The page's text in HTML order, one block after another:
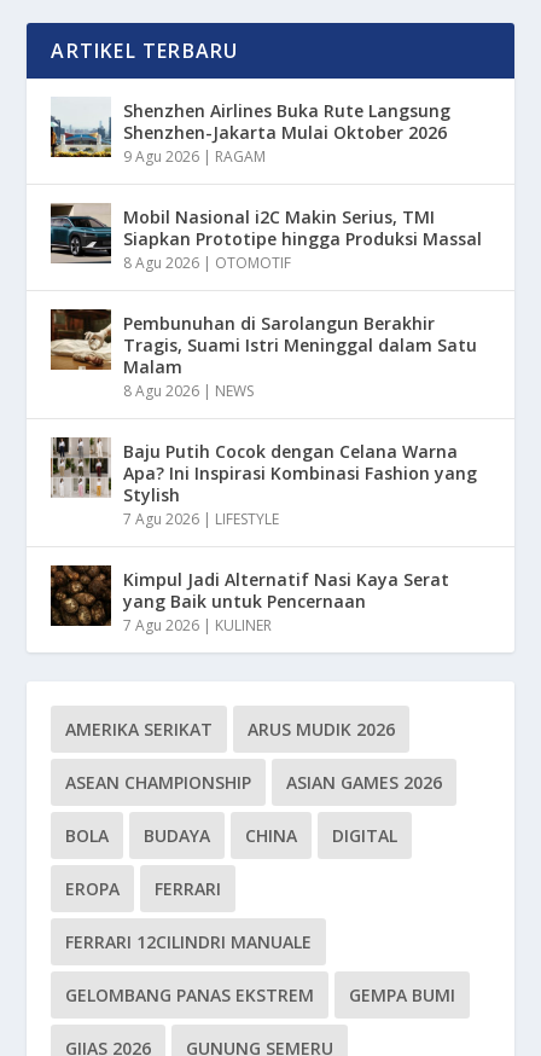
ARTIKEL TERBARU
Shenzhen Airlines Buka Rute Langsung
Shenzhen-Jakarta Mulai Oktober 2026
9 Agu 2026 | RAGAM
Mobil Nasional i2C Makin Serius, TMI
Siapkan Prototipe hingga Produksi Massal
8 Agu 2026 | OTOMOTIF
Pembunuhan di Sarolangun Berakhir
Tragis, Suami Istri Meninggal dalam Satu
Malam
8 Agu 2026 | NEWS
Baju Putih Cocok dengan Celana Warna
Apa? Ini Inspirasi Kombinasi Fashion yang
Stylish
7 Agu 2026 | LIFESTYLE
Kimpul Jadi Alternatif Nasi Kaya Serat
yang Baik untuk Pencernaan
7 Agu 2026 | KULINER
AMERIKA SERIKAT ARUS MUDIK 2026
ASEAN CHAMPIONSHIP ASIAN GAMES 2026
BOLA BUDAYA CHINA DIGITAL
EROPA FERRARI
FERRARI 12CILINDRI MANUALE
GELOMBANG PANAS EKSTREM GEMPA BUMI
GIIAS 2026 GUNUNG SEMERU